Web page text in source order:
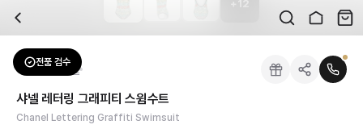
배송은 얼마나 걸리나요?
검수는 어떻게 진행되나요? 검수 사진을 받을 수 있나요?
전문 스태프가 실물 상품을 직접 확인한 후 검수 사진을 제공합니다. 가죽 재질,
교환이나 반품이 가능한가요?
수령 후 7일 이내 신청하시면 상품 하자, 사이즈 불일치, 고객 변심 모두 교환·반
쿠폰과 적립금을 함께 사용할 수 있나요?
브랜드:
성별:여성
색상:믹스
가격:172,000원
유니크한 매력으로 시선을 사로잡는 샤넬 레터링 그래피티 스윔수트입니다. 샤넬
샤넬 레터링 그래피티 스윔수트
+ 12
전품 검수
Chanel 원피스
샤넬 레터링 그래피티 스윔수트
Chanel Lettering Graffiti Swimsuit